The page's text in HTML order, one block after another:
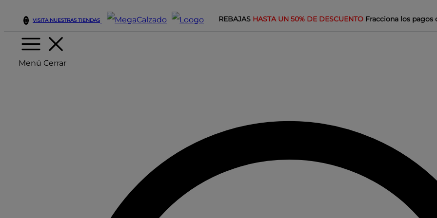
VISITA NUESTRAS TIENDAS REBAJAS HASTA UN 50% DE DESCUENTO Fracciona los pagos
Menú Cerrar